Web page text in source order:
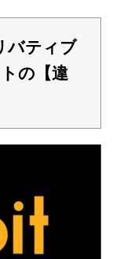
バティブ
の【違